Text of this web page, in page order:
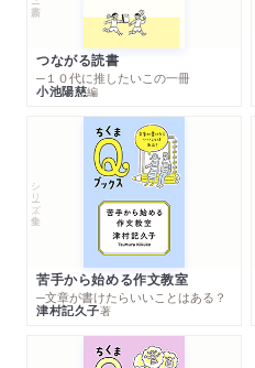
つながる読書
─１０代に推したいこの一冊
小池陽慈編
シリーズ・全集
苦手から始める作文教室
─文章が書けたらいいことはある？
津村記久子著